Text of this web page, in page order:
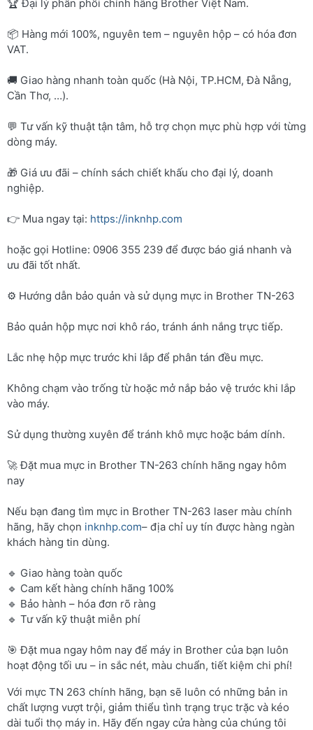
🏆 Đại lý phân phối chính hãng Brother Việt Nam.
📦 Hàng mới 100%, nguyên tem – nguyên hộp – có hóa đơn
VAT.
🚚 Giao hàng nhanh toàn quốc (Hà Nội, TP.HCM, Đà Nẵng,
Cần Thơ, …).
💬 Tư vấn kỹ thuật tận tâm, hỗ trợ chọn mực phù hợp với từng
dòng máy.
🎁 Giá ưu đãi – chính sách chiết khấu cho đại lý, doanh
nghiệp.
👉 Mua ngay tại: https://inknhp.com
hoặc gọi Hotline: 0906 355 239 để được báo giá nhanh và
ưu đãi tốt nhất.
⚙️ Hướng dẫn bảo quản và sử dụng mực in Brother TN-263
Bảo quản hộp mực nơi khô ráo, tránh ánh nắng trực tiếp.
Lắc nhẹ hộp mực trước khi lắp để phân tán đều mực.
Không chạm vào trống từ hoặc mở nắp bảo vệ trước khi lắp
vào máy.
Sử dụng thường xuyên để tránh khô mực hoặc bám dính.
🚀 Đặt mua mực in Brother TN-263 chính hãng ngay hôm
nay
Nếu bạn đang tìm mực in Brother TN-263 laser màu chính
hãng, hãy chọn inknhp.com– địa chỉ uy tín được hàng ngàn
khách hàng tin dùng.
🔹 Giao hàng toàn quốc
🔹 Cam kết hàng chính hãng 100%
🔹 Bảo hành – hóa đơn rõ ràng
🔹 Tư vấn kỹ thuật miễn phí
🎯 Đặt mua ngay hôm nay để máy in Brother của bạn luôn
hoạt động tối ưu – in sắc nét, màu chuẩn, tiết kiệm chi phí!
Với mực TN 263 chính hãng, bạn sẽ luôn có những bản in
chất lượng vượt trội, giảm thiểu tình trạng trục trặc và kéo
dài tuổi thọ máy in. Hãy đến ngay cửa hàng của chúng tôi